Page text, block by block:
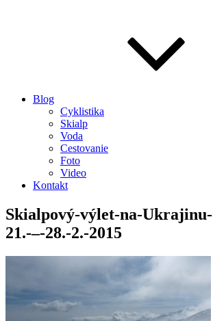
Blog
Cyklistika
Skialp
Voda
Cestovanie
Foto
Video
Kontakt
Skialpový-výlet-na-Ukrajinu-
21.-–-28.-2.-2015